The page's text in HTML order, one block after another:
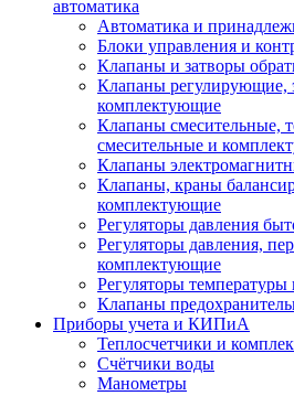
автоматика
Автоматика и
Блоки управления и
Клапаны и затворы
Клапаны регулирующие,
комплектующие
Клапаны смесительные,
смесительные и
Клапаны
Клапаны, краны
комплектующие
Регуляторы давления
Регуляторы давления,
комплектующие
Регуляторы
Клапаны
Приборы учета и КИПиА
Теплосчетчики и
Счётчики воды
Манометры